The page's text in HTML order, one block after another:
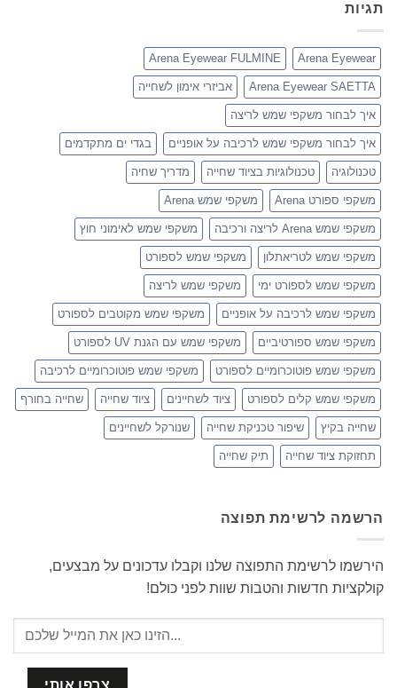
תגיות
Arena Eyewear
Arena Eyewear FULMINE
Arena Eyewear SAETTA אביזרי אימון לשחייה
איך לבחור משקפי שמש לריצה
איך לבחור משקפי שמש לרכיבה על אופניים בגדי ים מתקדמים
טכנולוגיה טכנולוגיות בציוד שחייה מדריך שחיה
משקפי ספורט Arena משקפי שמש Arena
משקפי שמש Arena לריצה ורכיבה משקפי שמש לאימוני חוץ
משקפי שמש לטריאתלון משקפי שמש לספורט
משקפי שמש לספורט ימי משקפי שמש לריצה
משקפי שמש לרכיבה על אופניים משקפי שמש מקוטבים לספורט
משקפי שמש ספורטיביים משקפי שמש עם הגנת UV לספורט
משקפי שמש פוטוכרומיים לספורט משקפי שמש פוטוכרומיים לרכיבה
משקפי שמש קלים לספורט ציוד לשחיינים ציוד שחייה שחייה בחורף
שחייה בקיץ שיפור טכניקת שחייה שנורקל לשחיינים
תחזוקת ציוד שחייה תיק שחייה
הרשמה לרשימת תפוצה
הירשמו לרשימת התפוצה שלנו וקבלו עדכונים על מבצעים,
קולקציות חדשות והטבות שוות לפני כולם!